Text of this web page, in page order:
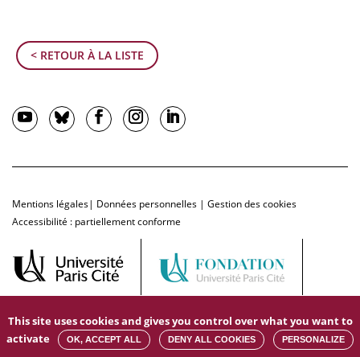
< RETOUR À LA LISTE
Mentions légales| Données personnelles | Gestion des cookies
Accessibilité : partiellement conforme
This site uses cookies and gives you control over what you want to
activate
OK, ACCEPT ALL DENY ALL COOKIES PERSONALIZE